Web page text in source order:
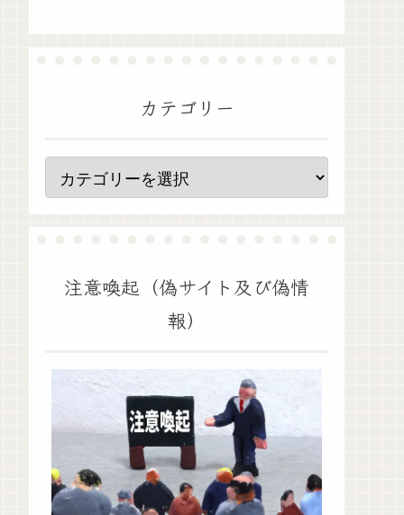
カテゴリー
注意喚起（偽サイト及び偽情
報）